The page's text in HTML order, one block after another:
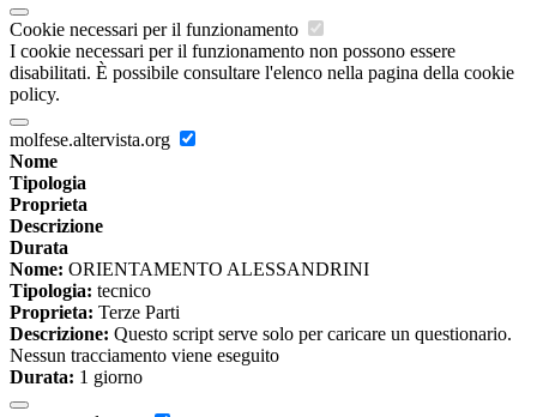
Cookie necessari per il funzionamento
I cookie necessari per il funzionamento non possono essere
disabilitati. È possibile consultare l'elenco nella pagina della cookie
policy.
molfese.altervista.org
Nome
Tipologia
Proprieta
Descrizione
Durata
Nome: ORIENTAMENTO ALESSANDRINI
Tipologia: tecnico
Proprieta: Terze Parti
Descrizione: Questo script serve solo per caricare un questionario.
Nessun tracciamento viene eseguito
Durata: 1 giorno